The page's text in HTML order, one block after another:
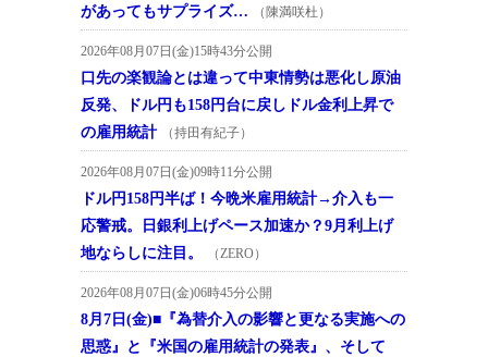
があってもサプライズ…
（陳満咲杜）
2026年08月07日(金)15時43分公開
口先の楽観論とは違って中東情勢は悪化し原油
反発、ドル円も158円台に戻しドル金利上昇で
の雇用統計
（持田有紀子）
2026年08月07日(金)09時11分公開
ドル円158円半ば！今晩米雇用統計→介入も一
応警戒。日銀利上げペース加速か？9月利上げ
地ならしに注目。
（ZERO）
2026年08月07日(金)06時45分公開
8月7日(金)■『為替介入の影響と更なる実施への
思惑』と『米国の雇用統計の発表』、そして